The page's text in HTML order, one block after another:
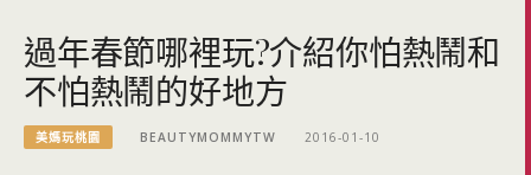
過年春節哪裡玩?介紹你怕熱鬧和
不怕熱鬧的好地方
美媽玩桃園 BEAUTYMOMMYTW 2016-01-10